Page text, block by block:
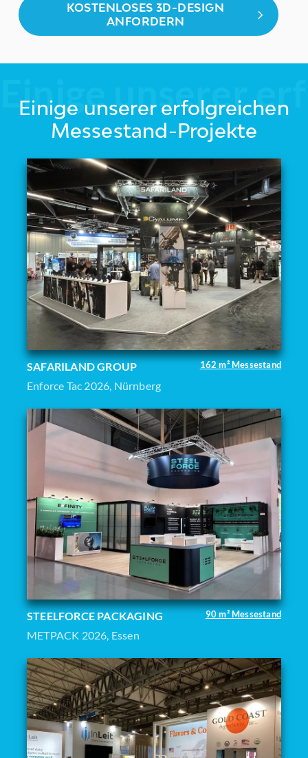
KOSTENLOSES 3D-DESIGN
ANFORDERN
Einige unserer erfolgreichen
Messestand-Projekte
Einige unserer
SAFARILAND GROUP 162 m² Messestand
Enforce Tac 2026, Nürnberg
STEELFORCE PACKAGING 90 m² Messestand
METPACK 2026, Essen